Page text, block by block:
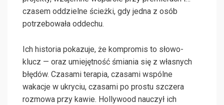
czasem oddzielne ścieżki, gdy jedna z osób
potrzebowała oddechu.
Ich historia pokazuje, że kompromis to słowo-
klucz — oraz umiejętność śmiania się z własnych
błędów. Czasami terapia, czasami wspólne
wakacje w ukryciu, czasami po prostu szczera
rozmowa przy kawie. Hollywood nauczył ich